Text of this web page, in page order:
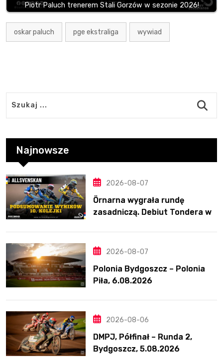
Piotr Paluch trenerem Stali Gorzów w sezonie 2026!
oskar paluch pge ekstraliga wywiad
Najnowsze
2026-08-07
Örnarna wygrała rundę
zasadniczą. Debiut Tondera w
2026-08-07
Polonia Bydgoszcz – Polonia
Piła, 6.08.2026
2026-08-06
DMPJ, Półfinał – Runda 2,
Bydgoszcz, 5.08.2026